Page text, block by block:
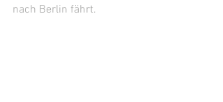
nach Berlin fährt.